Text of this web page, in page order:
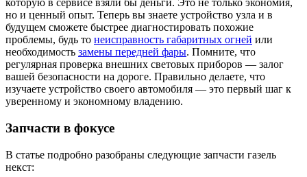
которую в сервисе взяли бы деньги. Это не только экономия,
но и ценный опыт. Теперь вы знаете устройство узла и в
будущем сможете быстрее диагностировать похожие
проблемы, будь то неисправность габаритных огней или
необходимость замены передней фары. Помните, что
регулярная проверка внешних световых приборов — залог
вашей безопасности на дороге. Правильно делаете, что
изучаете устройство своего автомобиля — это первый шаг к
уверенному и экономному владению.
Запчасти в фокусе
В статье подробно разобраны следующие запчасти газель
некст: